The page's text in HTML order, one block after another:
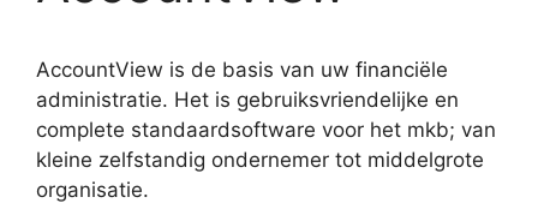
AccountView is de basis van uw financiële
administratie. Het is gebruiksvriendelijke en
complete standaardsoftware voor het mkb; van
kleine zelfstandig ondernemer tot middelgrote
organisatie.